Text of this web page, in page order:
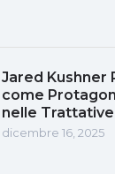
Jared Kushner
come
nelle
dicembre 16, 2025